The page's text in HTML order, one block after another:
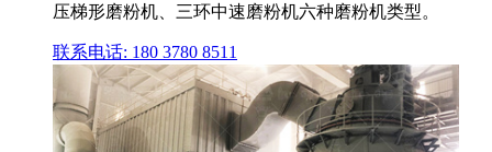
压梯形磨粉机、三环中速磨粉机六种磨粉机类型。
联系电话: 180 3780 8511